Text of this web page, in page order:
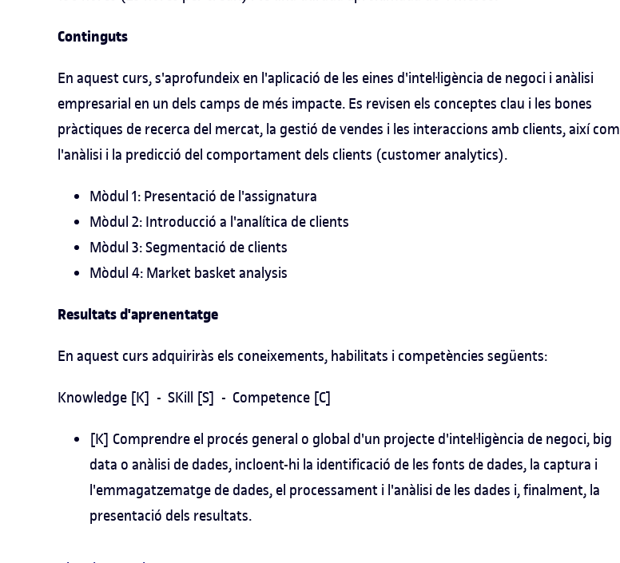
Continguts
En aquest curs, s'aprofundeix en l'aplicació de les eines d'intel·ligència de negoci i anàlisi
empresarial en un dels camps de més impacte. Es revisen els conceptes clau i les bones
pràctiques de recerca del mercat, la gestió de vendes i les interaccions amb clients, així com
l'anàlisi i la predicció del comportament dels clients (customer analytics).
Mòdul 1: Presentació de l'assignatura
Mòdul 2: Introducció a l'analítica de clients
Mòdul 3: Segmentació de clients
Mòdul 4: Market basket analysis
Resultats d'aprenentatge
En aquest curs adquiriràs els coneixements, habilitats i competències següents:
Knowledge [K] - SKill [S] - Competence [C]
[K] Comprendre el procés general o global d'un projecte d'intel·ligència de negoci, big
data o anàlisi de dades, incloent-hi la identificació de les fonts de dades, la captura i
l'emmagatzematge de dades, el processament i l'anàlisi de les dades i, finalment, la
presentació dels resultats.